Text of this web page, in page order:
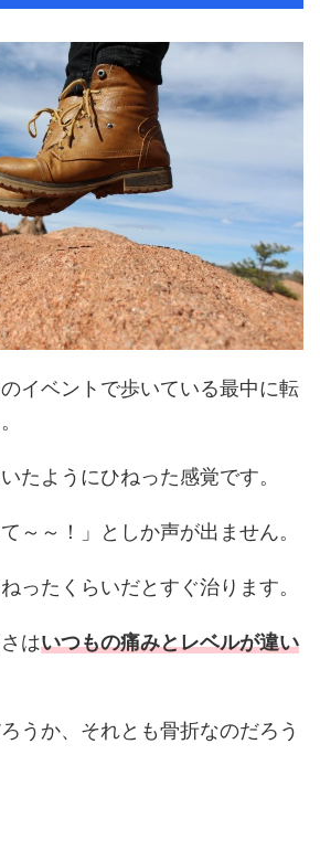
イベントで歩いている最中に転
たようにひねった感覚です。
～～！」としか声が出ません。
ったくらいだとすぐ治ります。
はいつもの痛みとレベルが違い
うか、それとも骨折なのだろう